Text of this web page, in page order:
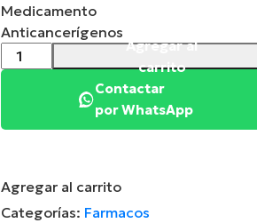
OLAPARIB
150
Comprimidos
Contactar
por WhatsApp
Agregar al carrito
Categorías: Farmacos